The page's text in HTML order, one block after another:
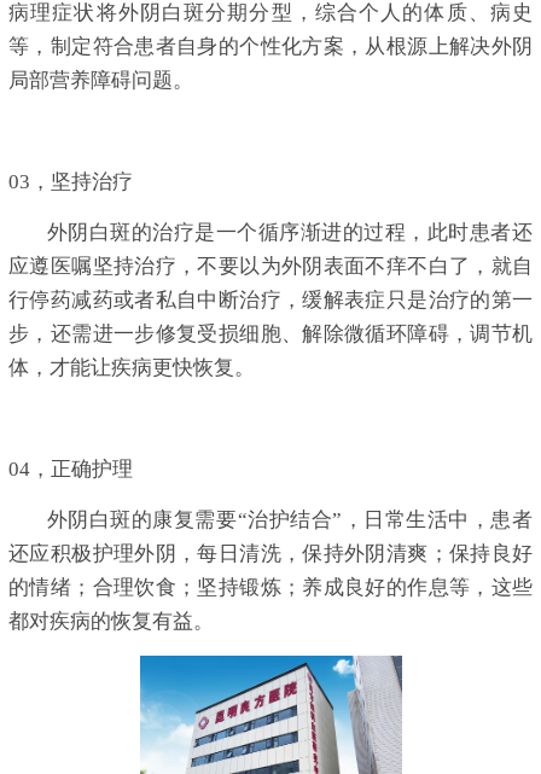
病理症状将外阴白斑分期分型，综合个人的体质、病史
等，制定符合患者自身的个性化方案，从根源上解决外阴
局部营养障碍问题。
03，坚持治疗
外阴白斑的治疗是一个循序渐进的过程，此时患者还
应遵医嘱坚持治疗，不要以为外阴表面不痒不白了，就自
行停药减药或者私自中断治疗，缓解表症只是治疗的第一
步，还需进一步修复受损细胞、解除微循环障碍，调节机
体，才能让疾病更快恢复。
04，正确护理
外阴白斑的康复需要“治护结合”，日常生活中，患者
还应积极护理外阴，每日清洗，保持外阴清爽；保持良好
的情绪；合理饮食；坚持锻炼；养成良好的作息等，这些
都对疾病的恢复有益。